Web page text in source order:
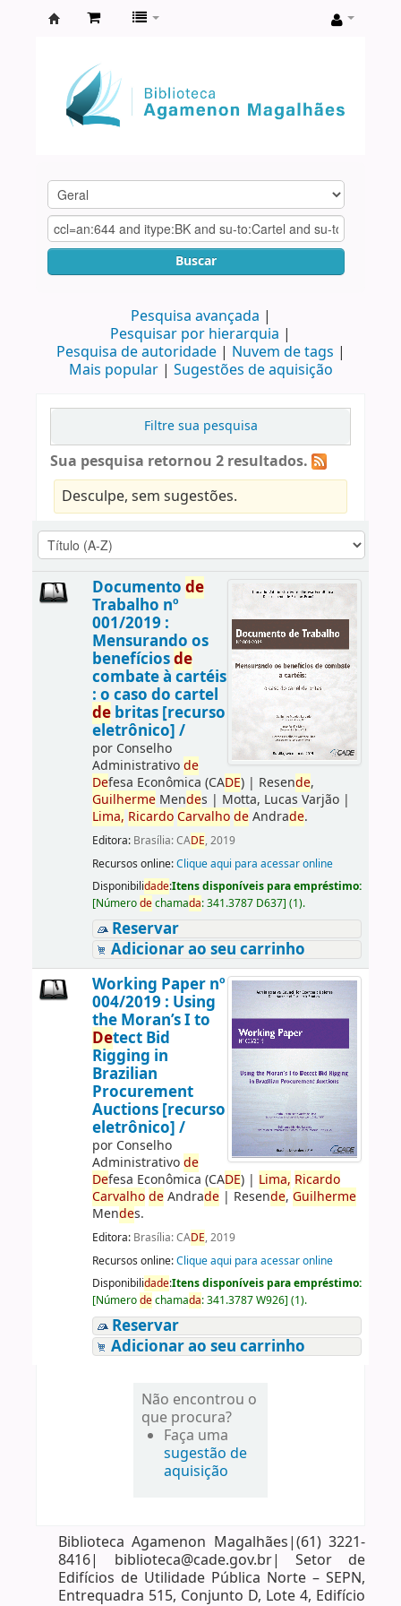
Agamenon
Magalhães
Buscar
Pesquisa avançada
Pesquisar por hierarquia
Pesquisa de autoridade
Nuvem de tags
Mais popular
Sugestões de aquisição
Filtre sua pesquisa
Sua pesquisa retornou 2 resultados.
Desculpe, sem sugestões.
Documento de
Trabalho nº
001/2019 :
Mensurando os
benefíciosde
combate à cartéis
: o caso do cartel
debritas [recurso
eletrônico] /
por Conselho
Administrativode
Defesa Econômica (CADE)| Resende,
GuilhermeMendes | Motta, Lucas Varjão|
Lima, Ricardo Carvalho deAndrade.
Editora: Brasília: CADE, 2019
Recursos online:Clique aqui para acessar online
Disponibilidade:Itens disponíveis para empréstimo:
[Númerodechamada:341.3787 D637] (1).
Reservar
Adicionar ao seu carrinho
Working Paper nº
004/2019 : Using
the Moran’s I to
Detect Bid
Rigging in
Brazilian
Procurement
Auctions [recurso
eletrônico] /
por Conselho
Administrativode
Defesa Econômica (CADE)| Lima, Ricardo
Carvalho deAndrade| Resende, Guilherme
Mendes.
Editora: Brasília: CADE, 2019
Recursos online:Clique aqui para acessar online
Disponibilidade:Itens disponíveis para empréstimo:
[Númerodechamada:341.3787 W926] (1).
Reservar
Adicionar ao seu carrinho
Não encontrou o
que procura?
Faça uma
sugestão de
aquisição
Biblioteca Agamenon Magalhães|(61) 3221-
8416| biblioteca@cade.gov.br| Setor de
Edifícios de Utilidade Pública Norte – SEPN,
Entrequadra 515, Conjunto D, Lote 4, Edifício